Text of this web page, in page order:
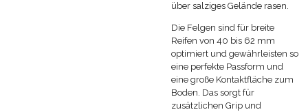
über salziges Gelände rasen.
Die Felgen sind für breite
Reifen von 40 bis 62 mm
optimiert und gewährleisten so
eine perfekte Passform und
eine große Kontaktfläche zum
Boden. Das sorgt für
zusätzlichen Grip und